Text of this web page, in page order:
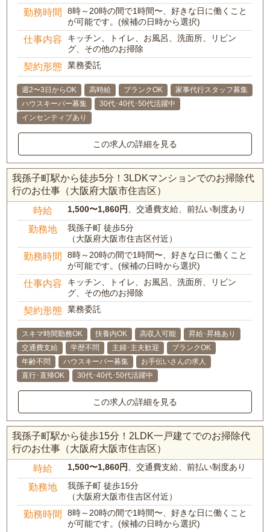
勤務時間
8時～20時の間で1時間〜、好きな日に働くこと
が可能です。(候補の日時から選択)
仕事内容
キッチン、トイレ、お風呂、洗面所、リビン
グ、その他のお掃除
契約形態 業務委託
週2〜3日からOK 高時給 ブランクOK
家事代行スタッフ募集
ハウスキーパー募集
30代･40代･50代活躍中
インセンティブあり
この求人の詳細を見る
我孫子町駅から徒歩5分！3LDKマンションでのお掃除代
行のお仕事（大阪府大阪市住吉区）
時給 1,500〜1,860円 、交通費支給、前払い制度あり
勤務地
我孫子町 徒歩5分
（大阪府大阪市住吉区付近）
勤務時間
8時～20時の間で1時間〜、好きな日に働くこと
が可能です。(候補の日時から選択)
仕事内容
キッチン、トイレ、お風呂、洗面所、リビン
グ、その他のお掃除
契約形態 業務委託
スキマ時間勤務OK 扶養内OK 高収入可能
昇給･昇格あり
交通費支給
学歴不問 主婦･主夫歓迎
ブランクOK
年齢不問
ハウスキーパー募集
お手伝いさんの求人
直行･直帰OK
30代･40代･50代活躍中
この求人の詳細を見る
我孫子町駅から徒歩15分！2LDK一戸建てでのお掃除代
行のお仕事（大阪府大阪市住吉区）
時給 1,500〜1,860円 、交通費支給、前払い制度あり
勤務地
我孫子町 徒歩15分
（大阪府大阪市住吉区付近）
勤務時間
8時～20時の間で1時間〜、好きな日に働くこと
が可能です。(候補の日時から選択)